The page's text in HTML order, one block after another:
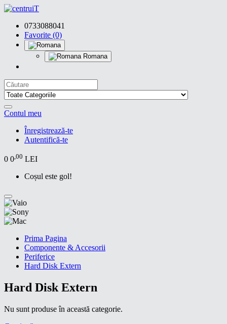
0733088041
Favorite (0)
Romana
Contul meu
Înregistrează-te
Autentifică-te
0 0,00 LEI
Coșul este gol!
Prima Pagina
Componente & Accesorii
Periferice
Hard Disk Extern
Hard Disk Extern
Nu sunt produse în această categorie.